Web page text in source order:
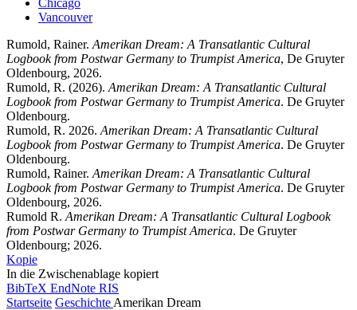
Chicago
Vancouver
Rumold, Rainer. Amerikan Dream: A Transatlantic Cultural
Logbook from Postwar Germany to Trumpist America, De Gruyter
Oldenbourg, 2026.
Rumold, R. (2026). Amerikan Dream: A Transatlantic Cultural
Logbook from Postwar Germany to Trumpist America. De Gruyter
Oldenbourg.
Rumold, R. 2026. Amerikan Dream: A Transatlantic Cultural
Logbook from Postwar Germany to Trumpist America. De Gruyter
Oldenbourg.
Rumold, Rainer. Amerikan Dream: A Transatlantic Cultural
Logbook from Postwar Germany to Trumpist America. De Gruyter
Oldenbourg, 2026.
Rumold R. Amerikan Dream: A Transatlantic Cultural Logbook
from Postwar Germany to Trumpist America. De Gruyter
Oldenbourg; 2026.
Kopie
In die Zwischenablage kopiert
BibTeX EndNote RIS
Startseite Geschichte Amerikan Dream